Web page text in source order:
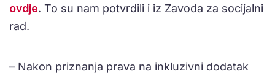
ovdje. To su nam potvrdili i iz Zavoda za socijalni
rad.
– Nakon priznanja prava na inkluzivni dodatak